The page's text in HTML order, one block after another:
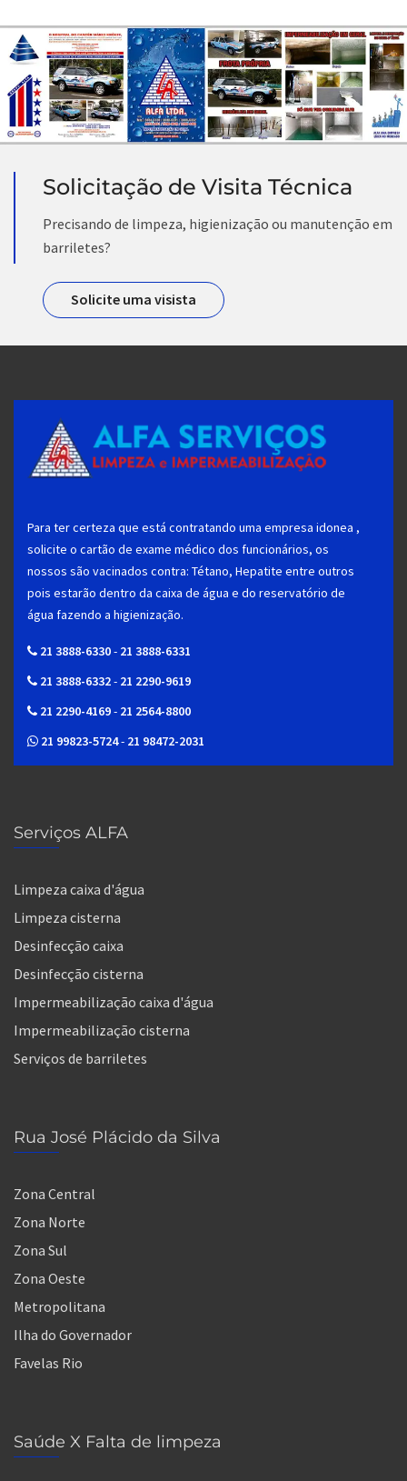
Solicitação de Visita Técnica
Precisando de limpeza, higienização ou manutenção em
barriletes?
Solicite uma visista
Para ter certeza que está contratando uma empresa idonea ,
solicite o cartão de exame médico dos funcionários, os
nossos são vacinados contra: Tétano, Hepatite entre outros
pois estarão dentro da caixa de água e do reservatório de
água fazendo a higienização.
21 3888-6330- 21 3888-6331
21 3888-6332- 21 2290-9619
21 2290-4169- 21 2564-8800
21 99823-5724- 21 98472-2031
Serviços ALFA
Limpeza caixa d'água
Limpeza cisterna
Desinfecção caixa
Desinfecção cisterna
Impermeabilização caixa d'água
Impermeabilização cisterna
Serviços de barriletes
Rua José Plácido da Silva
Zona Central
Zona Norte
Zona Sul
Zona Oeste
Metropolitana
Ilha do Governador
Favelas Rio
Saúde X Falta de limpeza